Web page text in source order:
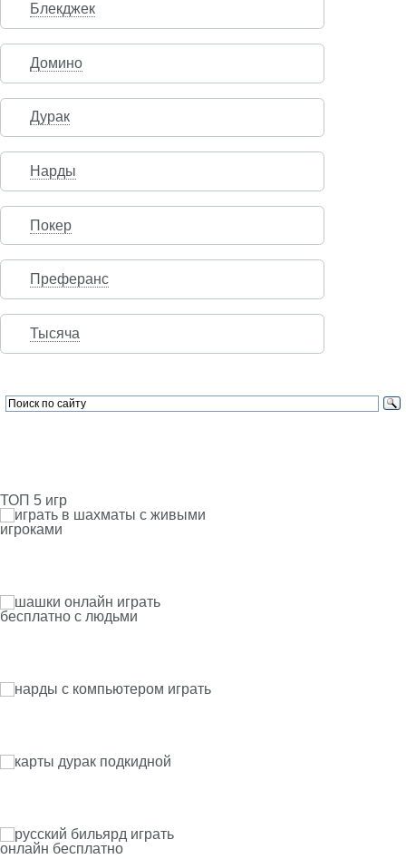
Блекджек
Домино
Дурак
Нарды
Покер
Преферанс
Тысяча
ТОП 5 игр